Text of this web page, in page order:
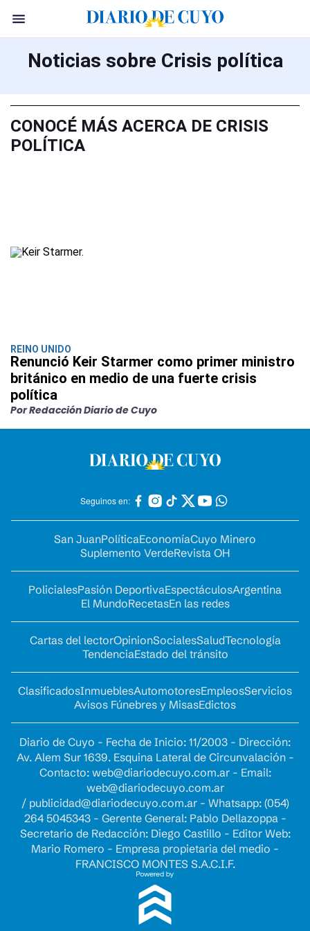
Noticias sobre Crisis política
CONOCÉ MÁS ACERCA DE CRISIS
POLÍTICA
REINO UNIDO
Renunció Keir Starmer como primer ministro
británico en medio de una fuerte crisis
política
Por Redacción Diario de Cuyo
Seguinos en:
San JuanPolíticaEconomíaCuyo Minero
Suplemento VerdeRevista OH
PolicialesPasión DeportivaEspectáculosArgentina
El MundoRecetasEn las redes
Cartas del lectorOpinionSocialesSaludTecnología
TendenciaEstado del tránsito
ClasificadosInmueblesAutomotoresEmpleosServicios
Avisos Fúnebres y MisasEdictos
Diario de Cuyo - Fecha de Inicio: 11/2003 - Dirección:
Av. Alem Sur 1639. Esquina Lateral de Circunvalación -
Contacto: web@diariodecuyo.com.ar- Email:
web@diariodecuyo.com.ar
/ publicidad@diariodecuyo.com.ar- Whatsapp: (054)
264 5045343 - Gerente General: Pablo Dellazoppa -
Secretario de Redacción: Diego Castillo - Editor Web:
Mario Romero - Empresa propietaria del medio -
FRANCISCO MONTES S.A.C.I.F.